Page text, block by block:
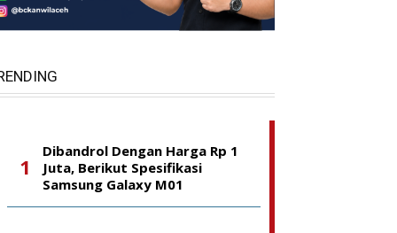
Dibandrol Dengan Harga Rp 1
Juta, Berikut Spesifikasi
Samsung Galaxy M01